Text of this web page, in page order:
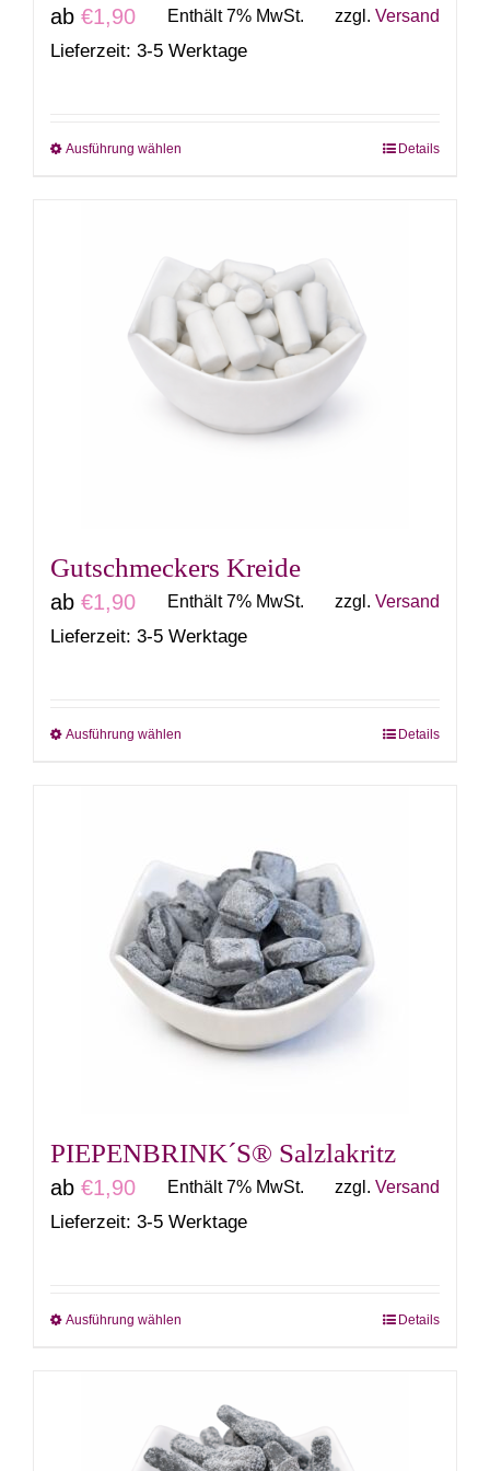
ab €1,90 Enthält 7% MwSt. zzgl. Versand
Lieferzeit: 3-5 Werktage
Ausführung wählen
Varianten
auf.
Die
Optionen
können
werden
Details
Gutschmeckers Kreide
ab €1,90 Enthält 7% MwSt. zzgl. Versand
Lieferzeit: 3-5 Werktage
Ausführung wählen
Varianten
auf.
Die
Optionen
können
auf
werden
Details
PIEPENBRINK´S® Salzlakritz
ab €1,90 Enthält 7% MwSt. zzgl. Versand
Lieferzeit: 3-5 Werktage
Ausführung wählen
mehrere
Varianten
Details